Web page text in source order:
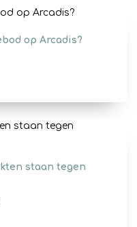
op Arcadis?
staan tegen